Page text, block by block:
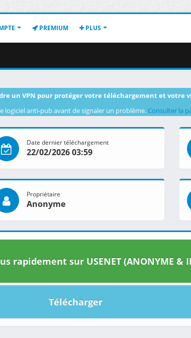
PREMIUM PLUS
un VPN pour protéger votre téléchargement et votre
logiciel anti-pub avant de signaler un problème. Consulter la
Date dernier téléchargement
22/02/2026 03:59
Propriétaire
Anonyme
rapidement sur USENET (ANONYME &
Télécharger